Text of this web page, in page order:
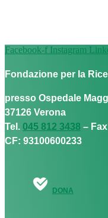
Facebook-f Instagram
Fondazione per la
presso Ospedale
37126 Verona
Tel. 045 812 3438 –
CF: 93100600233
DONA